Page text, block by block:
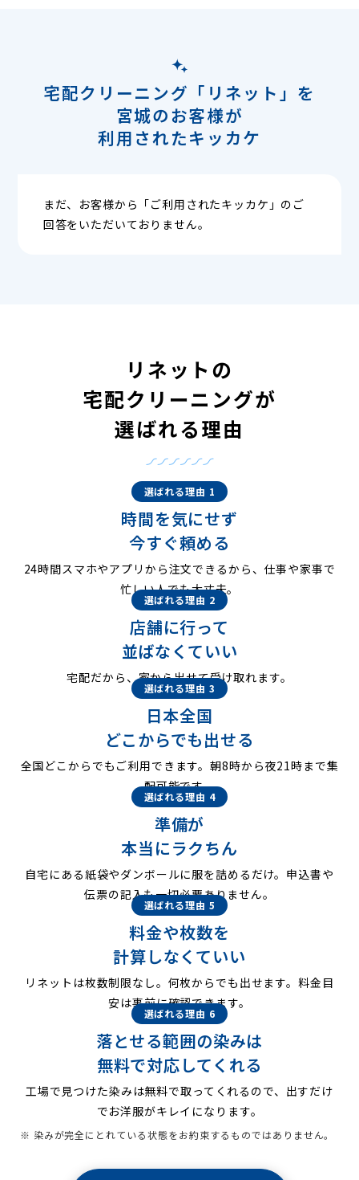
宅配クリーニング「リネット」を
宮城のお客様が
利用されたキッカケ
まだ、お客様から「ご利用されたキッカケ」のご
回答をいただいておりません。
リネットの
宅配クリーニングが
選ばれる理由
選ばれる理由 1
時間を気にせず
今すぐ頼める
24時間スマホやアプリから注文できるから、仕事や家事で
忙しい人でも大丈夫。
選ばれる理由 2
店舗に行って
並ばなくていい
宅配だから、家から出せて受け取れます。
選ばれる理由 3
日本全国
どこからでも出せる
全国どこからでもご利用できます。朝8時から夜21時まで集
配可能です。
選ばれる理由 4
準備が
本当にラクちん
自宅にある紙袋やダンボールに服を詰めるだけ。申込書や
伝票の記入も一切必要ありません。
選ばれる理由 5
料金や枚数を
計算しなくていい
リネットは枚数制限なし。何枚からでも出せます。料金目
安は事前に確認できます。
選ばれる理由 6
落とせる範囲の染みは
無料で対応してくれる
工場で見つけた染みは無料で取ってくれるので、出すだけ
でお洋服がキレイになります。
※ 染みが完全にとれている状態をお約束するものではありません。